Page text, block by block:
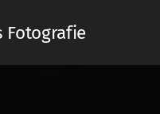
Fotografie